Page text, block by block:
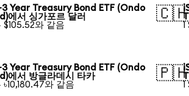
3 Year Treasury Bond ETF (Ondo
에서 싱가포르 달러
$105.52와 같음
3 Year Treasury Bond ETF (Ondo
에서 방글라데시 타카
৳10,180.47와 같음